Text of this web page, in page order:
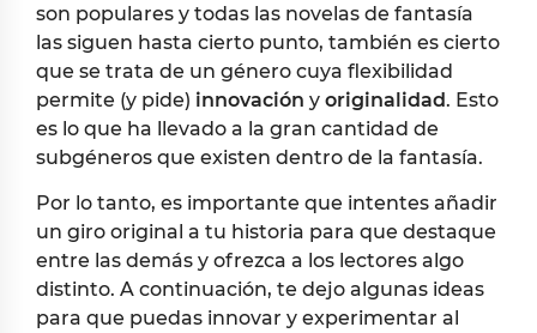
son populares y todas las novelas de fantasía
las siguen hasta cierto punto, también es cierto
que se trata de un género cuya flexibilidad
permite (y pide) innovación y originalidad. Esto
es lo que ha llevado a la gran cantidad de
subgéneros que existen dentro de la fantasía.
Por lo tanto, es importante que intentes añadir
un giro original a tu historia para que destaque
entre las demás y ofrezca a los lectores algo
distinto. A continuación, te dejo algunas ideas
para que puedas innovar y experimentar al